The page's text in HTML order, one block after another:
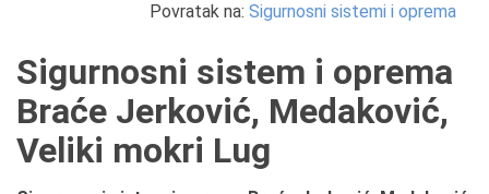
Povratak na: Sigurnosni sistemi i oprema
Sigurnosni sistem i oprema
Braće Jerković, Medaković,
Veliki mokri Lug